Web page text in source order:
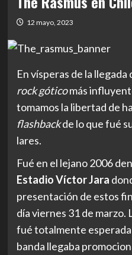
12 mayo, 2023
En vísperas de la llegada
rock góticomás
tomamos la libertad de
flashbackde lo que fué
lares.
Fué en el lejano 2006
Estadio Víctor Jara
presentación de estos
día viernes 31 de marzo.
fué totalmente
banda llegaba